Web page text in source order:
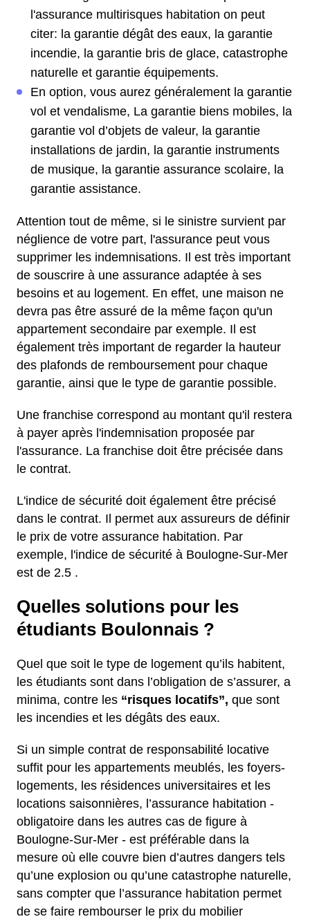
l'assurance multirisques habitation on peut
citer: la garantie dégât des eaux, la garantie
incendie, la garantie bris de glace, catastrophe
naturelle et garantie équipements.
En option, vous aurez généralement la garantie
vol et vendalisme, La garantie biens mobiles, la
garantie vol d’objets de valeur, la garantie
installations de jardin, la garantie instruments
de musique, la garantie assurance scolaire, la
garantie assistance.
Attention tout de même, si le sinistre survient par
néglience de votre part, l'assurance peut vous
supprimer les indemnisations. Il est très important
de souscrire à une assurance adaptée à ses
besoins et au logement. En effet, une maison ne
devra pas être assuré de la même façon qu'un
appartement secondaire par exemple. Il est
également très important de regarder la hauteur
des plafonds de remboursement pour chaque
garantie, ainsi que le type de garantie possible.
Une franchise correspond au montant qu'il restera
à payer après l'indemnisation proposée par
l'assurance. La franchise doit être précisée dans
le contrat.
L'indice de sécurité doit également être précisé
dans le contrat. Il permet aux assureurs de définir
le prix de votre assurance habitation. Par
exemple, l'indice de sécurité à Boulogne-Sur-Mer
est de 2.5 .
Quelles solutions pour les
étudiants Boulonnais ?
Quel que soit le type de logement qu’ils habitent,
les étudiants sont dans l’obligation de s’assurer, a
minima, contre les “risques locatifs”, que sont
les incendies et les dégâts des eaux.
Si un simple contrat de responsabilité locative
suffit pour les appartements meublés, les foyers-
logements, les résidences universitaires et les
locations saisonnières, l’assurance habitation -
obligatoire dans les autres cas de figure à
Boulogne-Sur-Mer - est préférable dans la
mesure où elle couvre bien d’autres dangers tels
qu’une explosion ou qu’une catastrophe naturelle,
sans compter que l’assurance habitation permet
de se faire rembourser le prix du mobilier